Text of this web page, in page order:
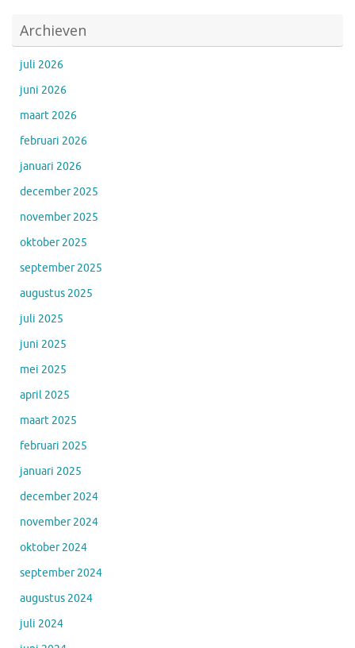
Archieven
juli 2026
juni 2026
maart 2026
februari 2026
januari 2026
december 2025
november 2025
oktober 2025
september 2025
augustus 2025
juli 2025
juni 2025
mei 2025
april 2025
maart 2025
februari 2025
januari 2025
december 2024
november 2024
oktober 2024
september 2024
augustus 2024
juli 2024